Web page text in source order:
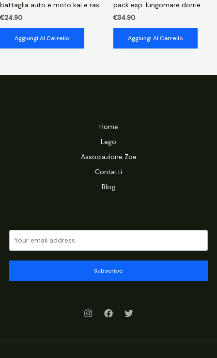
battaglia auto e moto kai e ras
€24.90
Aggiungi Al Carrello
pack esp. lungomare dorrie
€34.90
Aggiungi Al Carrello
Home
Lego
Associazione Zoe
Contatti
Blog
Subscribe